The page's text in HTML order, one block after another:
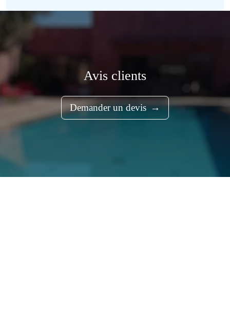
Avis clients
Demander un devis